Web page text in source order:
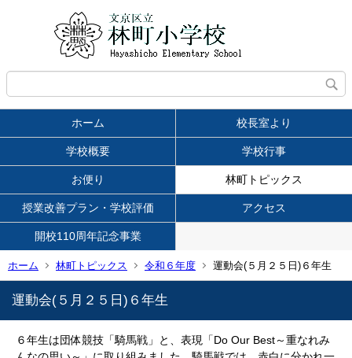
ホーム 校長室より
学校概要 学校行事
お便り 林町トピックス
授業改善プラン・学校評価 アクセス
開校110周年記念事業
ホーム 林町トピックス 令和６年度 運動会(５月２５日)６年生
運動会(５月２５日)６年生
６年生は団体競技「騎馬戦」と、表現「Do Our Best～重なれみ